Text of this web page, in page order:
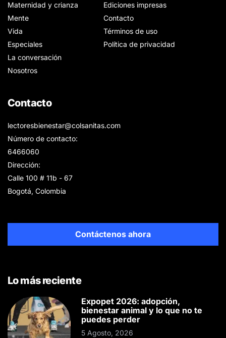
Maternidad y crianza
Mente
Vida
Especiales
La conversación
Nosotros
Ediciones impresas
Contacto
Términos de uso
Política de privacidad
Contacto
lectoresbienestar@colsanitas.com
Número de contacto:
6466060
Dirección:
Calle 100 # 11b - 67
Bogotá, Colombia
Contáctenos ahora
Lo más reciente
Expopet 2026: adopción,
bienestar animal y lo que no te
puedes perder
5 Agosto, 2026